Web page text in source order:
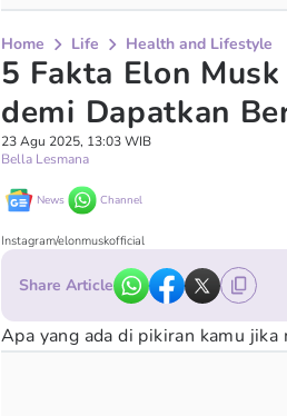
Home Life Health and Lifestyle
5 Fakta Elon
demi Dapatkan
23 Agu 2025, 13:03 WIB
Bella Lesmana
News Channel
Instagram/elonmuskofficial
Share Article
Apa yang ada di pikiran kamu